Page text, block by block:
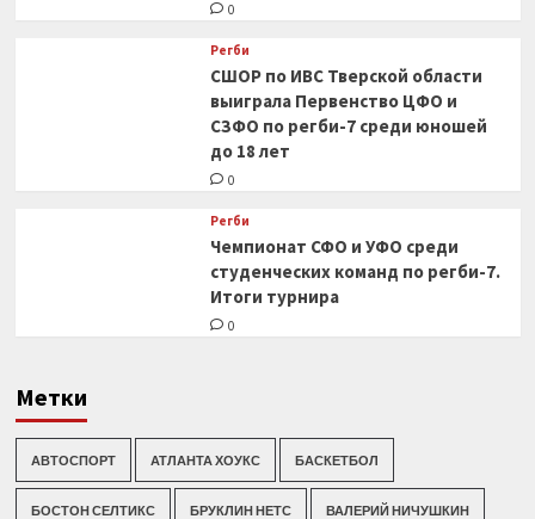
0
Регби
СШОР по ИВС Тверской области
выиграла Первенство ЦФО и
СЗФО по регби-7 среди юношей
до 18 лет
0
Регби
Чемпионат СФО и УФО среди
студенческих команд по регби-7.
Итоги турнира
0
Метки
АВТОСПОРТ АТЛАНТА ХОУКС БАСКЕТБОЛ
БОСТОН СЕЛТИКС БРУКЛИН НЕТС ВАЛЕРИЙ НИЧУШКИН